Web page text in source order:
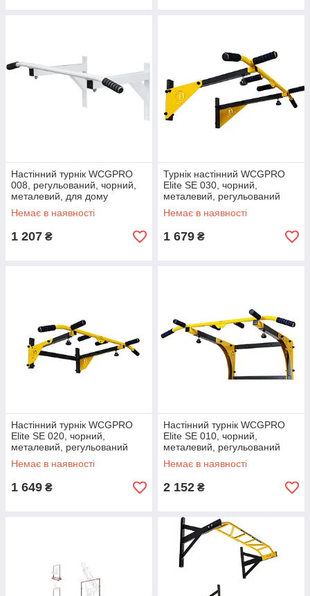
Настінний турнік WCGPRO
008, регульований, чорний,
металевий, для дому
Немає в наявності
1 207 ₴
Турнік настінний WCGPRO
Elite SE 030, чорний,
металевий, регульований
Немає в наявності
1 679 ₴
Настінний турнік WCGPRO
Elite SE 020, чорний,
металевий, регульований
Немає в наявності
1 649 ₴
Настінний турнік WCGPRO
Elite SE 010, чорний,
металевий, регульований
Немає в наявності
2 152 ₴